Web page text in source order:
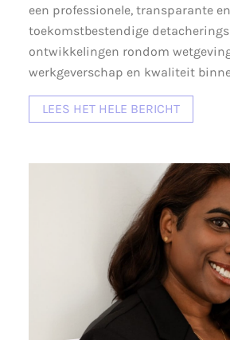
een professionele, transparante en
toekomstbestendige
ontwikkelingen rondom
werkgeverschap en kwaliteit
LEES HET HELE BERICHT